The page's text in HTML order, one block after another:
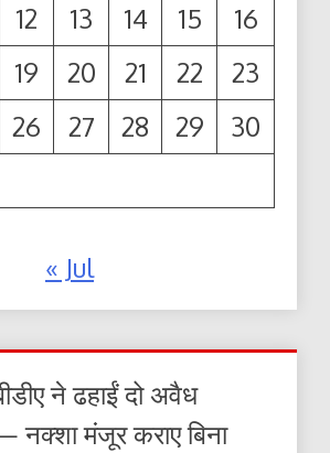
12 13 14 15
16
19 20 21 22
23
26 27 28 29
30
« Jul
ने ढहाईं दो अवैध
नक्शा मंजूर कराए बिना